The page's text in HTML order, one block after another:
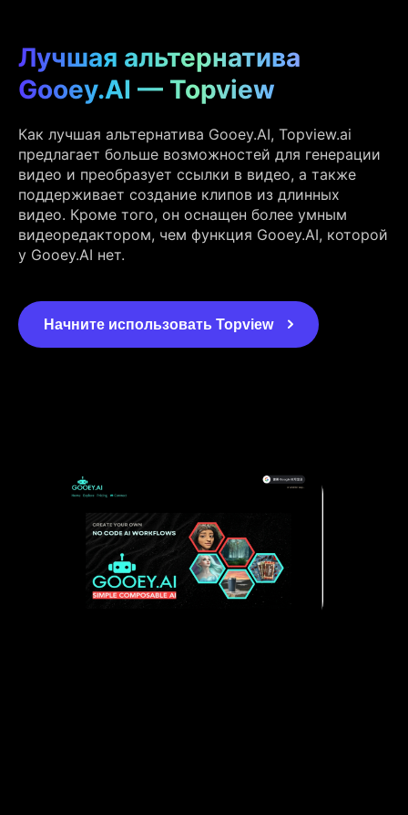
Лучшая альтернатива
Gooey.AI — Topview
Как лучшая альтернатива Gooey.AI, Topview.ai
предлагает больше возможностей для генерации
видео и преобразует ссылки в видео, а также
поддерживает создание клипов из длинных
видео. Кроме того, он оснащен более умным
видеоредактором, чем функция Gooey.AI, которой
у Gooey.AI нет.
Начните использовать Topview